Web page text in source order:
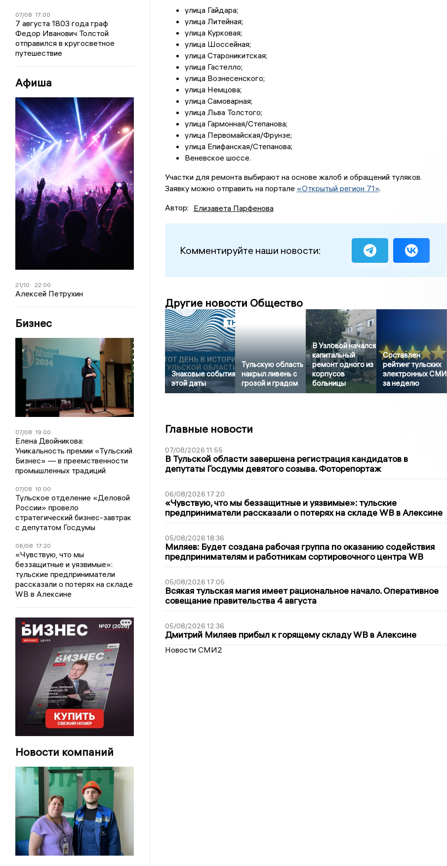
07/08 17:00
7 августа 1803 года граф
Федор Иванович Толстой
отправился в кругосветное
путешествие
Афиша
21/10 22:00
Алексей Петрухин
Бизнес
07/08 19:00
Елена Двойникова:
Уникальность премии «Тульский
Бизнес» — в преемственности
промышленных традиций
07/08 10:00
Тульское отделение «Деловой
России» провело
стратегический бизнес-завтрак
с депутатом Госдумы
06/08 17:20
«Чувствую, что мы
беззащитные и уязвимые»:
тульские предприниматели
рассказали о потерях на складе
WB в Алексине
Новости компаний
улица Гайдара;
улица Литейная;
улица Курковая;
улица Шоссейная;
улица Староникитская;
улица Гастелло;
улица Вознесенского;
улица Немцова;
улица Самоварная;
улица Льва Толстого;
улица Гармонная/Степанова;
улица Первомайская/Фрунзе;
улица Епифанская/Степанова;
Веневское шоссе.
Участки для ремонта выбирают на основе жалоб и обращений туляков.
Заявку можно отправить на портале «Открытый регион 71».
Автор: Елизавета Парфенова
Комментируйте наши новости:
Другие новости Общество
Знаковые события
этой даты
Тульскую область
накрыл ливень с
грозой и градом
В Узловой начался
капитальный
ремонт одного из
корпусов
больницы
Составлен
рейтинг тульских
электронных СМИ
за неделю
Главные новости
07/08/2026 11:55
В Тульской области завершена регистрация кандидатов в
депутаты Госдумы девятого созыва. Фоторепортаж
06/08/2026 17:20
«Чувствую, что мы беззащитные и уязвимые»: тульские
предприниматели рассказали о потерях на складе WB в Алексине
05/08/2026 18:36
Миляев: Будет создана рабочая группа по оказанию содействия
предпринимателям и работникам сортировочного центра WB
05/08/2026 17:05
Всякая тульская магия имеет рациональное начало. Оперативное
совещание правительства 4 августа
05/08/2026 12:36
Дмитрий Миляев прибыл к горящему складу WB в Алексине
Новости СМИ2